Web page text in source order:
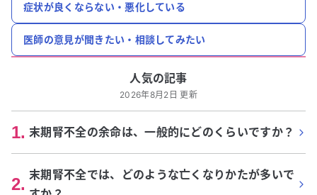
症状が良くならない・悪化している
医師の意見が聞きたい・相談してみたい
人気の記事
2026年8月2日 更新
1. 末期腎不全の余命は、一般的にどのくらいですか？
2. 末期腎不全では、どのような亡くなりかたが多いで